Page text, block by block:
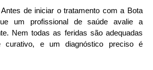
Antes de iniciar o tratamento com a Bota
um profissional de saúde avalie a
Nem todas as feridas são adequadas
curativo, e um diagnóstico preciso é